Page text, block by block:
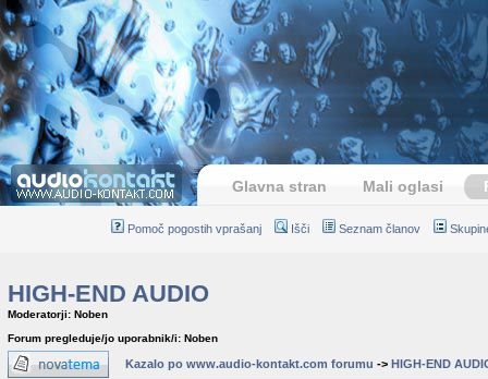
Glavna stran Mali oglasi
Pomoč pogostih vprašanj Išči Seznam članov
HIGH-END AUDIO
Moderatorji: Noben
Forum pregleduje/jo uporabnik/i: Noben
Kazalo po www.audio-kontakt.com forumu -> HIGH-END